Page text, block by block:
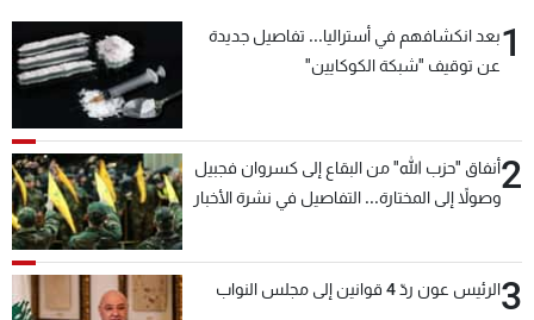
1بعد انكشافهم في أستراليا... تفاصيل جديدة
عن توقيف "شبكة الكوكايين"
2أنفاق "حزب الله" من البقاع إلى كسروان فجبيل
وصولاً إلى المختارة... التفاصيل في نشرة الأخبار
3الرئيس عون ردّ 4 قوانين إلى مجلس النواب
عن MTV
الإنـتـاج
وظائف
شروط الإسـتخدام